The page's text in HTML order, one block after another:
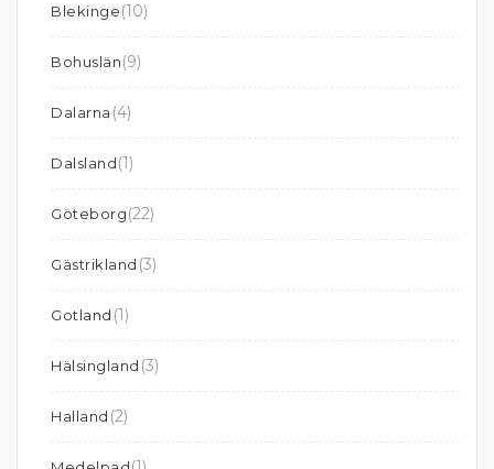
Blekinge(10)
Bohuslän(9)
Dalarna (4)
Dalsland(1)
Göteborg(22)
Gästrikland (3)
Gotland (1)
Hälsingland (3)
Halland (2)